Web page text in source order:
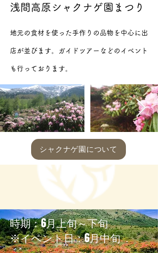
浅間高原シャクナゲ園まつり
地元の食材を使った手作りの品物を中心に出
店が並びます。ガイドツアーなどのイベント
も行っております。
シャクナゲ園について
​時期：6月上旬～下旬
​※イベント日：6月中旬